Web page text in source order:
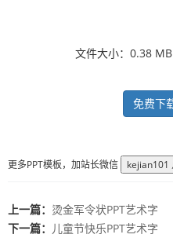
文件大小：0.38
免费下
更多PPT模板，加站长微信 kejian101
上一篇： 烫金军令状PPT艺术字
下一篇： 儿童节快乐PPT艺术字